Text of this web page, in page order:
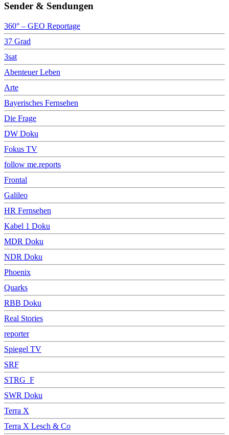
Sender & Sendungen
360° – GEO Reportage
37 Grad
3sat
Abenteuer Leben
Arte
Bayerisches Fernsehen
Die Frage
DW Doku
Fokus TV
follow me.reports
Frontal
Galileo
HR Fernsehen
Kabel 1 Doku
MDR Doku
NDR Doku
Phoenix
Quarks
RBB Doku
Real Stories
reporter
Spiegel TV
SRF
STRG_F
SWR Doku
Terra X
Terra X Lesch & Co